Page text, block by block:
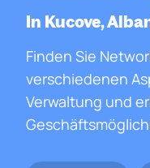
In Kucove,
Finden Sie
verschiedenen
Verwaltung und